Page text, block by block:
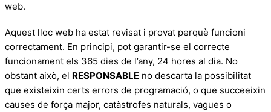
web.
Aquest lloc web ha estat revisat i provat perquè funcioni
correctament. En principi, pot garantir-se el correcte
funcionament els 365 dies de l’any, 24 hores al dia. No
obstant això, el RESPONSABLE no descarta la possibilitat
que existeixin certs errors de programació, o que succeeixin
causes de força major, catàstrofes naturals, vagues o